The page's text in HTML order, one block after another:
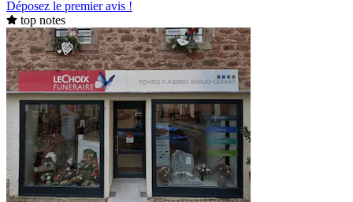
Déposez le premier avis !
top notes